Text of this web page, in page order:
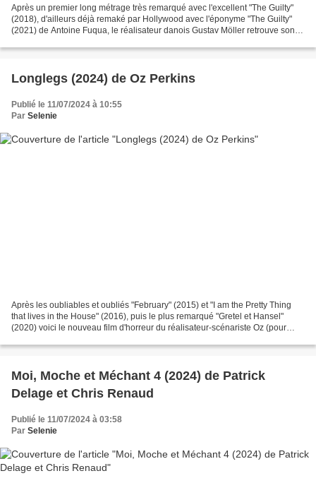
Après un premier long métrage très remarqué avec l'excellent "The Guilty"
(2018), d'ailleurs déjà remaké par Hollywood avec l'éponyme "The Guilty"
(2021) de Antoine Fuqua, le réalisateur danois Gustav Möller retrouve son
Longlegs (2024) de Oz Perkins
Publié le 11/07/2024 à 10:55
Par Selenie
Après les oubliables et oubliés "February" (2015) et "I am the Pretty Thing
that lives in the House" (2016), puis le plus remarqué "Gretel et Hansel"
(2020) voici le nouveau film d'horreur du réalisateur-scénariste Oz (pour
Moi, Moche et Méchant 4 (2024) de Patrick
Delage et Chris Renaud
Publié le 11/07/2024 à 03:58
Par Selenie